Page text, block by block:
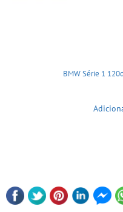
BMW Série 1